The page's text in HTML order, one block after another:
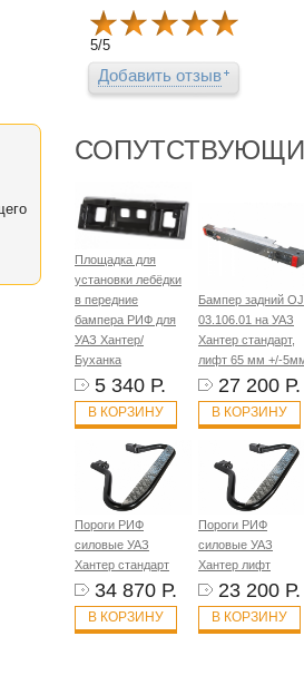
5/5
Добавить отзыв
Площадка для
установки лебёдки
в передние
бампера РИФ для
УАЗ Хантер/
Буханка
5 340 Р.
В КОРЗИНУ
Бампер задний OJ
03.106.01 на УАЗ
Хантер стандарт,
лифт 65 мм +/-
27 200 Р.
В КОРЗИНУ
Пороги РИФ
силовые УАЗ
Хантер стандарт
34 870 Р.
В КОРЗИНУ
Пороги РИФ
силовые УАЗ
Хантер лифт
23 200 Р.
В КОРЗИНУ